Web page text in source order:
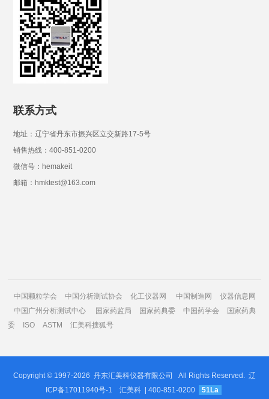
联系方式
地址：辽宁省丹东市振兴区立交新路17-5号
销售热线：400-851-0200
微信号：hemakeit
邮箱：hmktest@163.com
中国颗粒学会 中国分析测试协会 化工仪器网 中国制造网
仪器信息网
中国广州分析测试中心
国家药监局 国家药典委 中国药学会
国家药典
委
ISO ASTM 汇美科搜狐号
Copyright © 1997-2026 丹东汇美科仪器有限公司 All Rights Reserved. 辽
ICP备17011940号-1
汇美科 | 400-851-0200 51La